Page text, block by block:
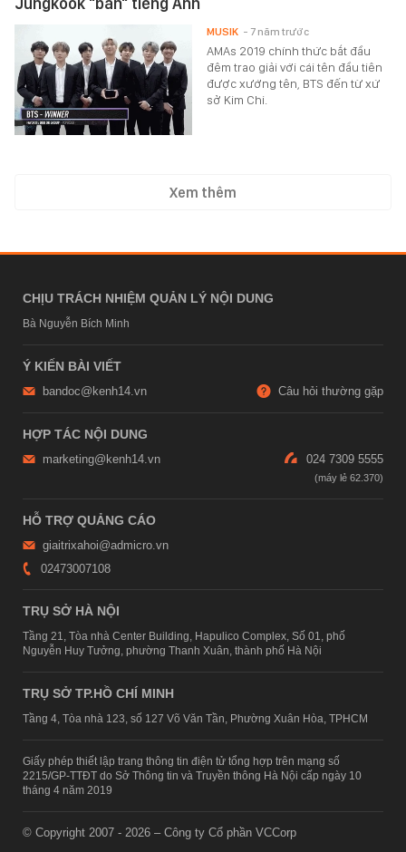
AMAs 2019 chính thức bắt đầu
đêm trao giải với cái tên đầu tiên
được xướng tên, BTS đến từ xứ
sở Kim Chi.
MUSIK - 7 năm trước
Xem thêm
CHỊU TRÁCH NHIỆM QUẢN LÝ NỘI DUNG
Bà Nguyễn Bích Minh
Ý KIẾN BÀI VIẾT
bandoc@kenh14.vn Câu hỏi thường gặp
HỢP TÁC NỘI DUNG
marketing@kenh14.vn 024 7309 5555
HỖ TRỢ QUẢNG CÁO
giaitrixahoi@admicro.vn
02473007108
TRỤ SỞ HÀ NỘI
Tầng 21, Tòa nhà Center Building, Hapulico Complex, Số 01, phố
Nguyễn Huy Tưởng, phường Thanh Xuân, thành phố Hà Nội
TRỤ SỞ TP.HỒ CHÍ MINH
Tầng 4, Tòa nhà 123, số 127 Võ Văn Tần, Phường Xuân Hòa, TPHCM
Giấy phép thiết lập trang thông tin điện tử tổng hợp trên mạng số
2215/GP-TTĐT do Sở Thông tin và Truyền thông Hà Nội cấp ngày 10
tháng 4 năm 2019
© Copyright 2007 - 2026 – Công ty Cổ phần VCCorp